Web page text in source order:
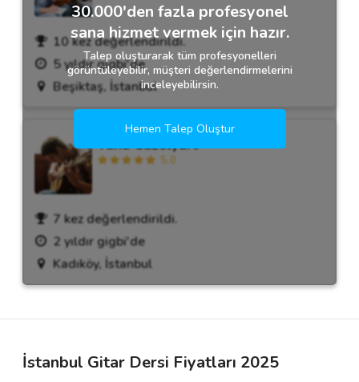
10 kez değerlendirildi.
5 yıldır gigbi'de
Beşiktaş, İstanbul
Taha Güzelyurt
5.0
7 kez değerlendirildi.
2 yıldır gigbi'de
Kadıköy, İstanbul
30.000'den fazla profesyonel
sana hizmet vermek için hazır.
Talep oluşturarak tüm profesyonelleri
görüntüleyebilir, müşteri değerlendirmelerini
inceleyebilirsin.
Hemen Talep Oluştur
İstanbul Gitar Dersi Fiyatları 2025